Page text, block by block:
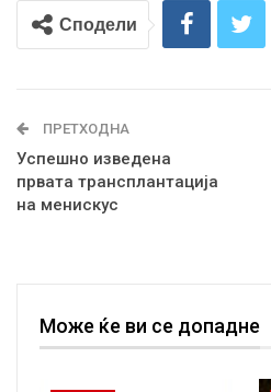
Сподели
ПРЕТХОДНА
Успешно изведена
првата трансплантација
на менискус
Може ќе ви се допадне